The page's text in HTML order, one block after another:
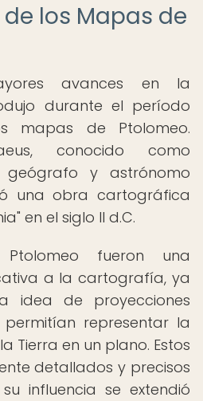
los Mapas de
avances en la
durante el período
mapas de Ptolomeo.
conocido como
geógrafo y astrónomo
una obra cartográfica
en el siglo II d.C.
fueron una
a la cartografía, ya
idea de proyecciones
representar la
Tierra en un plano. Estos
detallados y precisos
influencia se extendió